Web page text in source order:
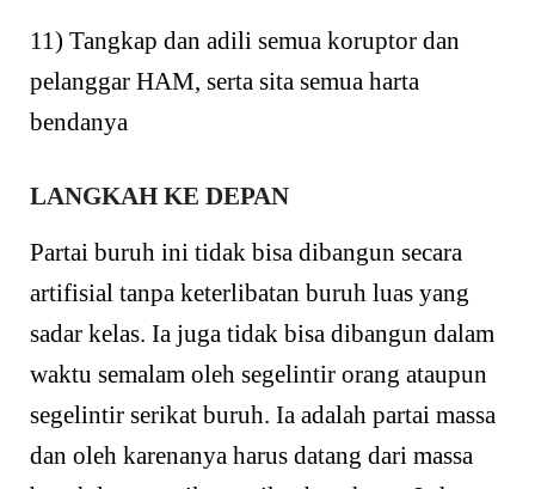
11) Tangkap dan adili semua koruptor dan
pelanggar HAM, serta sita semua harta
bendanya
LANGKAH KE DEPAN
Partai buruh ini tidak bisa dibangun secara
artifisial tanpa keterlibatan buruh luas yang
sadar kelas. Ia juga tidak bisa dibangun dalam
waktu semalam oleh segelintir orang ataupun
segelintir serikat buruh. Ia adalah partai massa
dan oleh karenanya harus datang dari massa